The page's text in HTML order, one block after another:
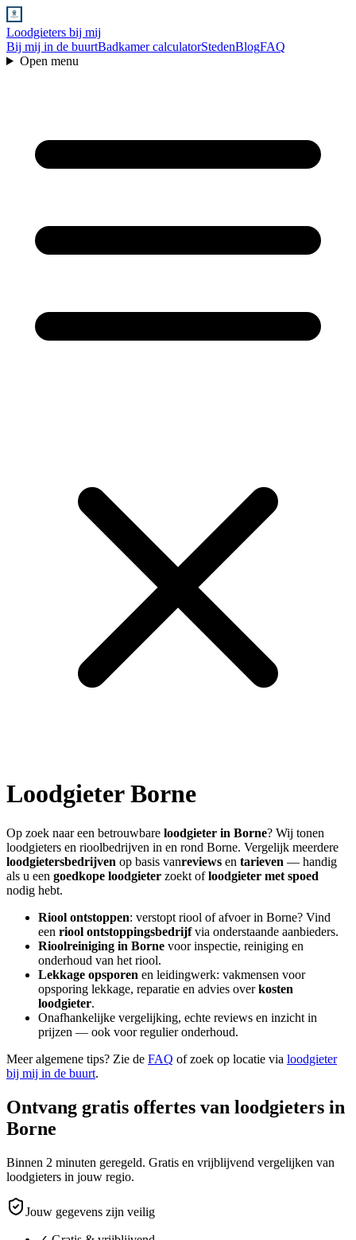
Loodgieters bij mij
Bij mij in de buurtBadkamer calculatorStedenBlogFAQ
Open menu
LoodgieterBorne
Op zoek naar een betrouwbare loodgieter in Borne? Wij tonen
loodgieters en rioolbedrijven in en rond Borne. Vergelijk meerdere
loodgietersbedrijven op basis vanreviews en tarieven — handig
als u een goedkope loodgieter zoekt ofloodgieter met spoed
nodig hebt.
Riool ontstoppen: verstopt riool of afvoer in Borne? Vind
een riool ontstoppingsbedrijfvia onderstaande aanbieders.
Rioolreiniging in Borne voor inspectie, reiniging en
onderhoud van het riool.
Lekkage opsporen en leidingwerk: vakmensen voor
opsporing lekkage, reparatie en advies overkosten
loodgieter.
Onafhankelijke vergelijking, echte reviews en inzicht in
prijzen — ook voor regulier onderhoud.
Meer algemene tips? Zie de FAQ of zoek op locatie via loodgieter
bij mij in de buurt.
Ontvang gratis offertes van loodgieters in
Borne
Binnen 2 minuten geregeld. Gratis en vrijblijvend vergelijken van
loodgieters in jouw regio.
Jouw gegevens zijn veilig